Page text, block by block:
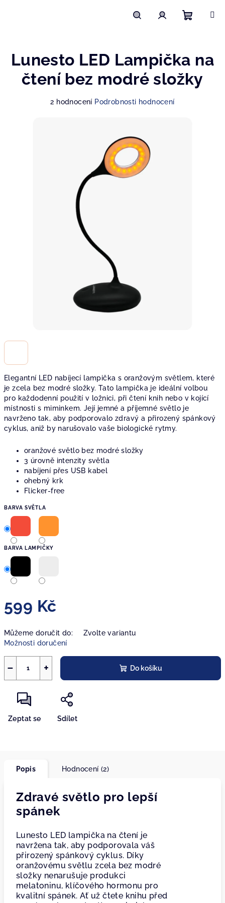
košík
Elegantní LED nabíjecí lampička s oranžovým světlem, které
je zcela bez modré složky. Tato lampička je ideální volbou
pro každodenní použití v ložnici, při čtení knih nebo v kojící
místnosti s miminkem. Její jemné a příjemné světlo je
navrženo tak, aby podporovalo zdravý a přirozený spánkový
cyklus, aniž by narušovalo vaše biologické rytmy.
oranžové světlo bez modré složky
3 úrovně intenzity světla
nabíjení přes USB kabel
ohebný krk
Flicker-free
BARVA SVĚTLA
BARVA LAMPIČKY
599 Kč
cena:
Můžeme doručit do:
Zvolte variantu
Možnosti doručení
+
− Do košíku
Zeptat se Sdílet
Lunesto LED Lampička na
čtení bez modré složky
2 hodnocení Podrobnosti hodnocení
Popis Hodnocení (2)
Zdravé světlo pro lepší
spánek
Lunesto LED lampička na čtení je
navržena tak, aby podporovala váš
přirozený spánkový cyklus. Díky
oranžovému světlu zcela bez modré
složky nenarušuje produkci
melatoninu, klíčového hormonu pro
kvalitní spánek. Ať už čtete knihu před